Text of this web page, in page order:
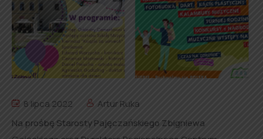
8 lipca 2022
Artur Ruka
Na prośbę Starosty Pajęczańskiego Zbigniewa